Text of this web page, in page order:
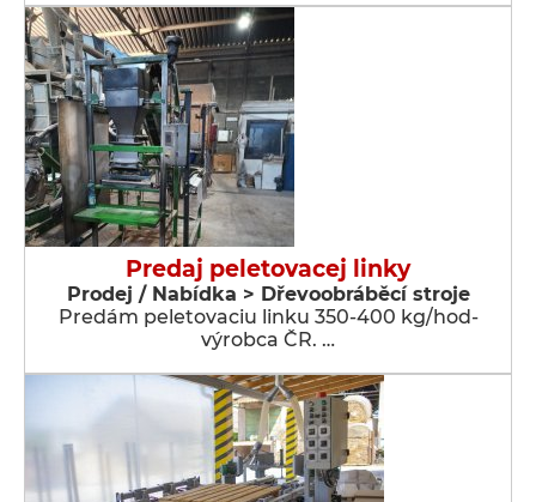
Predaj peletovacej linky
Prodej / Nabídka > Dřevoobráběcí stroje
Predám peletovaciu linku 350-400 kg/hod-
výrobca ČR. …